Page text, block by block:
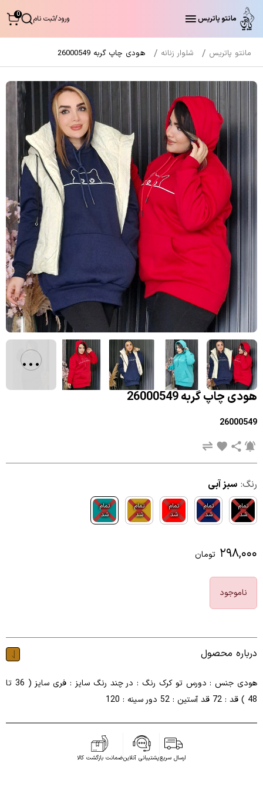
مانتو پاتریس ورود/ثبت نام 0
مانتو پاتریس شلوار زنانه هودی چاپ گربه 26000549
هودی چاپ گربه 26000549
26000549
رنگ: سبز آبی
تمام
شد
تمام
شد
تمام
شد
تمام
شد
تمام
شد
۲۹۸,۰۰۰ تومان
ناموجود
درباره محصول
هودی جنس : دورس تو کرک رنگ : در چند رنگ سایز : فری سایز ( 36 تا
48 ) قد : 72 قد آستین : 52 دور سینه : 120
ارسال سریعپشتیبانی آنلاینضمانت بازگشت کالا
...